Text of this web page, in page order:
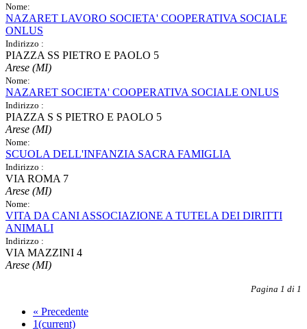
Nome:
NAZARET LAVORO SOCIETA' COOPERATIVA SOCIALE
ONLUS
Indirizzo :
PIAZZA SS PIETRO E PAOLO 5
Arese (MI)
Nome:
NAZARET SOCIETA' COOPERATIVA SOCIALE ONLUS
Indirizzo :
PIAZZA S S PIETRO E PAOLO 5
Arese (MI)
Nome:
SCUOLA DELL'INFANZIA SACRA FAMIGLIA
Indirizzo :
VIA ROMA 7
Arese (MI)
Nome:
VITA DA CANI ASSOCIAZIONE A TUTELA DEI DIRITTI
ANIMALI
Indirizzo :
VIA MAZZINI 4
Arese (MI)
Pagina 1 di 1
« Precedente
1(current)